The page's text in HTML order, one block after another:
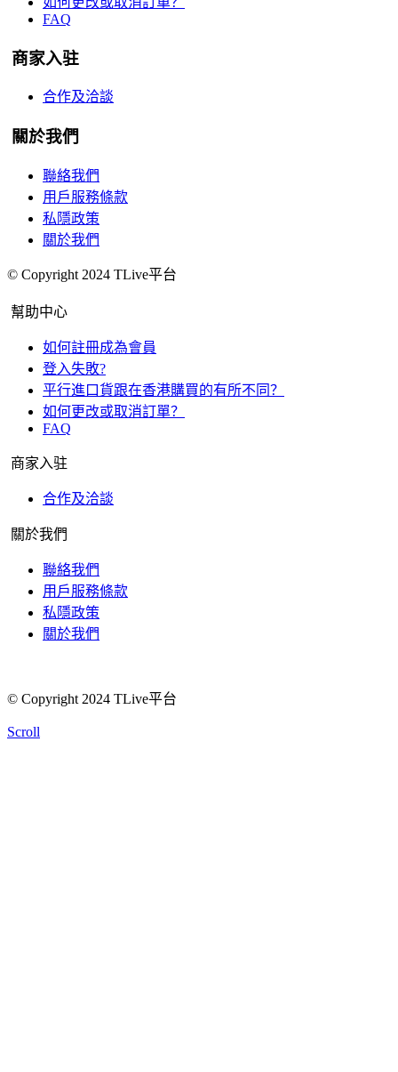
FAQ
商家入驻
合作及洽談
關於我們
聯絡我們
用戶服務條款
私隱政策
關於我們
© Copyright 2024 TLive平台
幫助中心
如何註冊成為會員
登入失敗?
平行進口貨跟在香港購買的有所不同？
如何更改或取消訂單？
FAQ
商家入驻
合作及洽談
關於我們
聯絡我們
用戶服務條款
私隱政策
關於我們
© Copyright 2024 TLive平台
Scroll